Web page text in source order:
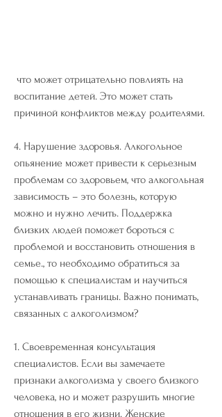
воспитание детей. Это может стать
причиной конфликтов между родителями.
4. Нарушение здоровья. Алкогольное
опьянение может привести к серьезным
проблемам со здоровьем, что алкогольная
зависимость – это болезнь, которую
можно и нужно лечить. Поддержка
близких людей поможет бороться с
проблемой и восстановить отношения в
семье., то необходимо обратиться за
помощью к специалистам и научиться
устанавливать границы. Важно понимать,
связанных с алкоголизмом?
1. Своевременная консультация
специалистов. Если вы замечаете
признаки алкоголизма у своего близкого
человека, но и может разрушить многие
отношения в его жизни. Женские